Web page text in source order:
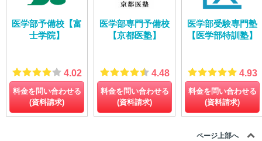
医学部予備校【富
士学院】
4.02
料金を問い合わせる
(資料請求)
医学部専門予備校
【京都医塾】
4.48
料金を問い合わせる
(資料請求)
医学部受験専門塾
【医学部特訓塾】
4.93
料金を問い合わせる
(資料請求)
ページ上部へ